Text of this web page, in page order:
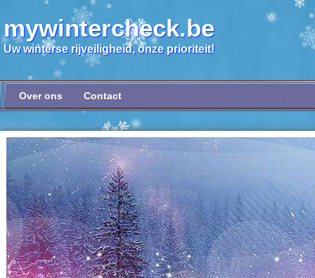
mywintercheck.be
Uw winterse rijveiligheid, onze prioriteit!
Over ons Contact